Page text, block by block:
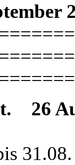
26
31.08.